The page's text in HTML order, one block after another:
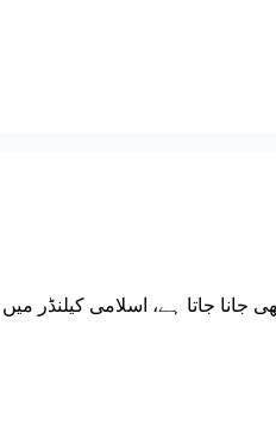
نام سے بھی جانا جاتا ہے،